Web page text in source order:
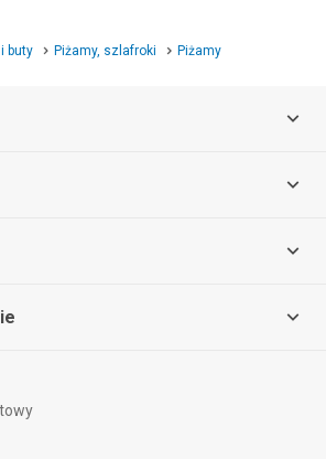
buty Piżamy, szlafroki Piżamy